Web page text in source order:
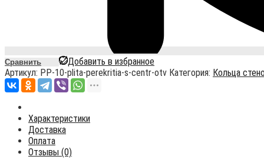
Сравнить
Добавить в избранное
Артикул: PP-10-plita-perekritia-s-сentr-otv Категория: Кольца
Характеристики
Доставка
Оплата
Отзывы (0)